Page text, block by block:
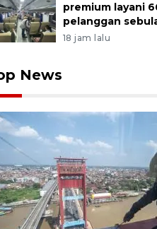
premium layani
pelanggan
18 jam lalu
News